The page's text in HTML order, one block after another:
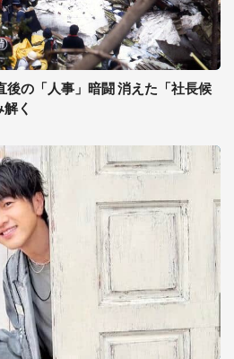
後の「人事」暗闘 消えた「社長候
く